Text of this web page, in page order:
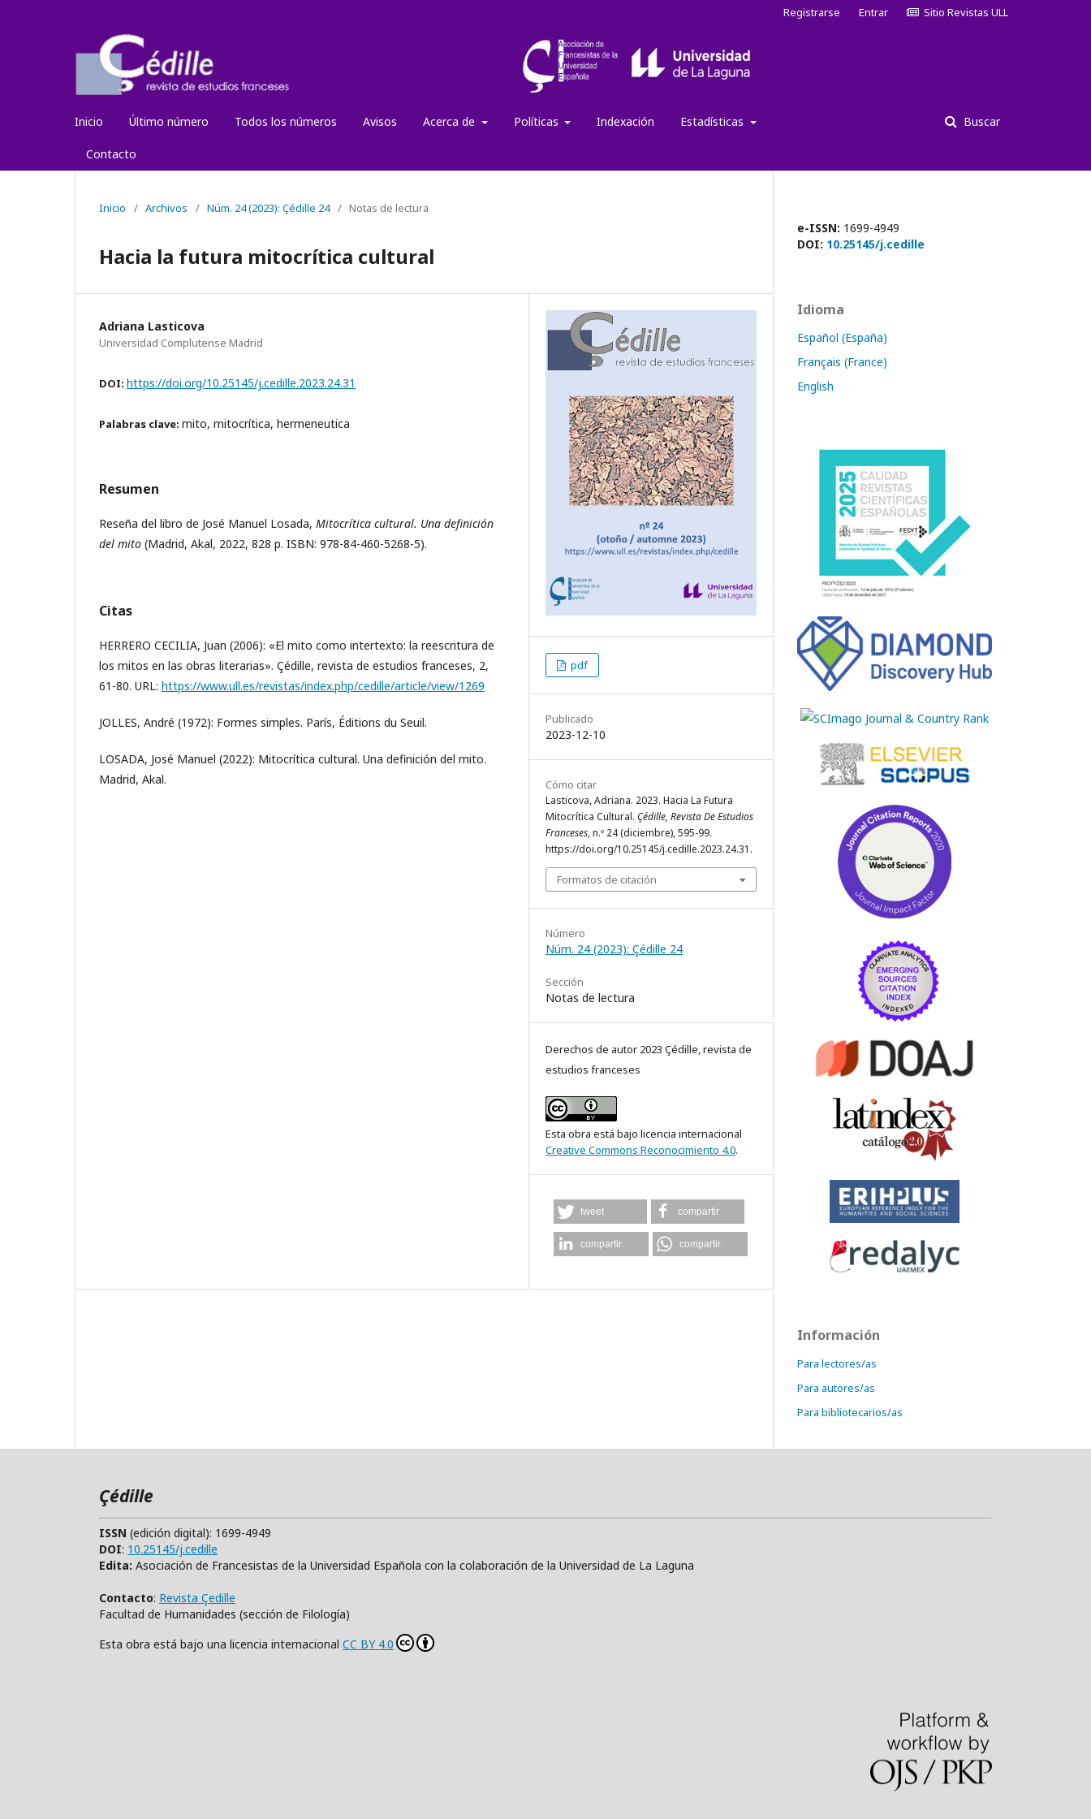
Inicio Último número Todos los números Avisos Acerca de Políticas Indexación Estadísticas
Contacto
Buscar
Registrarse Entrar Sitio Revistas ULL
Inicio / Archivos / Núm. 24 (2023): Çédille 24 / Notas de lectura
Hacia la futura mitocrítica cultural
Adriana Lasticova
Universidad Complutense Madrid
DOI: https://doi.org/10.25145/j.cedille.2023.24.31
Palabras clave: mito, mitocrítica, hermeneutica
Resumen
Reseña del libro de José Manuel Losada, Mitocrítica cultural. Una definición
del mito (Madrid, Akal, 2022, 828 p. ISBN: 978-84-460-5268-5).
Citas
HERRERO CECILIA, Juan (2006): «El mito como intertexto: la reescritura de
los mitos en las obras literarias». Çédille, revista de estudios franceses, 2,
61-80. URL: https://www.ull.es/revistas/index.php/cedille/article/view/1269
JOLLES, André (1972): Formes simples. París, Éditions du Seuil.
LOSADA, José Manuel (2022): Mitocrítica cultural. Una definición del mito.
Madrid, Akal.
pdf
Publicado
2023-12-10
Cómo citar
Lasticova, Adriana. 2023. Hacia La Futura
Mitocrítica Cultural. Çédille, Revista De Estudios
Franceses, n.º 24 (diciembre), 595-99.
https://doi.org/10.25145/j.cedille.2023.24.31.
Formatos de citación
Número
Núm. 24 (2023): Çédille 24
Sección
Notas de lectura
Derechos de autor 2023 Çédille, revista de
estudios franceses
Esta obra está bajo licencia internacional
Creative Commons Reconocimiento 4.0.
tweet compartir
compartir compartir
e-ISSN: 1699-4949
DOI: 10.25145/j.cedille
Idioma
Español (España)
Français (France)
English
Información
Para lectores/as
Para autores/as
Para bibliotecarios/as
Çédille
ISSN (edición digital): 1699-4949
DOI: 10.25145/j.cedille
Edita: Asociación de Francesistas de la Universidad Española con la colaboración de la Universidad de La Laguna
Contacto: Revista Çedille
Facultad de Humanidades (sección de Filología)
Esta obra está bajo una licencia internacional CC BY 4.0